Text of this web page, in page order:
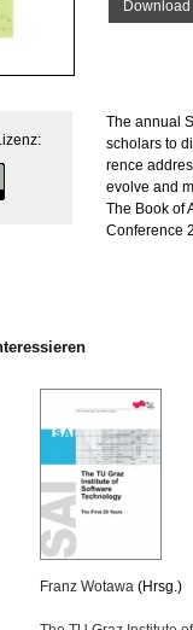
Down­load
The an­nu­al
scho­lars to
rence
evol­ve and
The Book of
Con­fe­rence
Franz Wo­ta­wa (Hrsg.)